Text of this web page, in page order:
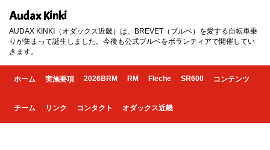
Audax Kinki
AUDAX KINKI（オダックス近畿）は、BREVET（ブルベ）を愛する自転車乗
りが集まって誕生しました。今後も公式ブルベをボランティアで開催してい
きます。
ホーム 実施要項 2026BRM RM Fleche SR600 コンテンツ
チーム リンク コンタクト オダックス近畿